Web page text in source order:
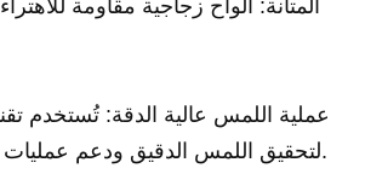
المتانة: ألواح زجاجية مقاومة
عملية اللمس عالية الدقة: تُستخدم
لتحقيق اللمس الدقيق ودعم عمليات الإيماءات المتعددة.